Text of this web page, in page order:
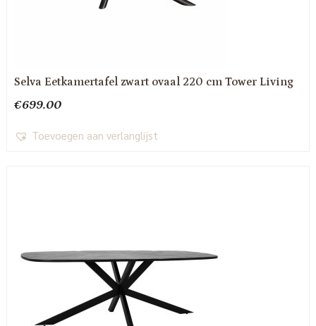
Selva Eetkamertafel zwart ovaal 220 cm Tower Living
€699.00
Toevoegen aan verlanglijst